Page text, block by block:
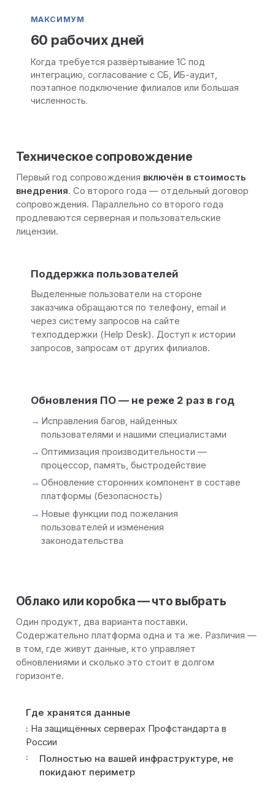
МАКСИМУМ
60 рабочих дней
Когда требуется развёртывание 1С под
интеграцию, согласование с СБ, ИБ-аудит,
поэтапное подключение филиалов или большая
численность.
Техническое сопровождение
Первый год сопровождения включён в стоимость
внедрения. Со второго года — отдельный договор
сопровождения. Параллельно со второго года
продлеваются серверная и пользовательские
лицензии.
Поддержка пользователей
Выделенные пользователи на стороне
заказчика обращаются по телефону, email и
через систему запросов на сайте
техподдержки (Help Desk). Доступ к истории
запросов, запросам от других филиалов.
Обновления ПО — не реже 2 раз в год
Исправления багов, найденных
пользователями и нашими специалистами
Оптимизация производительности —
процессор, память, быстродействие
Обновление сторонних компонент в составе
платформы (безопасность)
Новые функции под пожелания
пользователей и изменения
законодательства
Облако или коробка — что выбрать
Один продукт, два варианта поставки.
Содержательно платформа одна и та же. Различия —
в том, где живут данные, кто управляет
обновлениями и сколько это стоит в долгом
горизонте.
Где хранятся данные
На защищённых серверах Профстандарта в
России
Полностью на вашей инфраструктуре, не
покидают периметр